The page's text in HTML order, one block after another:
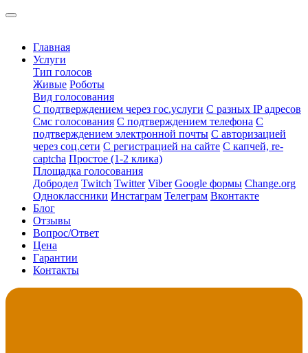
Главная
Услуги
Тип голосов
Живые Роботы
Вид голосования
С подтверждением через гос.услуги С разных IP адресов
Смс голосования С подтверждением телефона С
подтверждением электронной почты С авторизацией
через соц.сети С регистрацией на сайте С капчей, re-
captcha Простое (1-2 клика)
Площадка голосования
Добродел Twitch Twitter Viber Google формы Change.org
Одноклассники Инстаграм Телеграм Вконтакте
Блог
Отзывы
Вопрос/Ответ
Цена
Гарантии
Контакты